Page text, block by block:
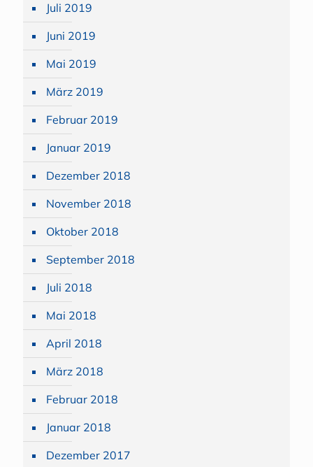
Juli 2019
Juni 2019
Mai 2019
März 2019
Februar 2019
Januar 2019
Dezember 2018
November 2018
Oktober 2018
September 2018
Juli 2018
Mai 2018
April 2018
März 2018
Februar 2018
Januar 2018
Dezember 2017